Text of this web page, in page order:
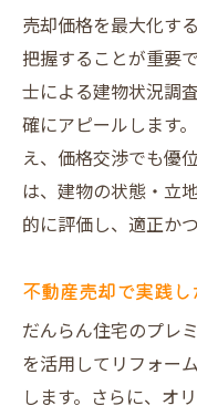
売却価格を最大化す
把握することが重要
士による建物状況調
確にアピールします
え、価格交渉でも優
は、建物の状態・立
的に評価し、適正か
不動産売却で実践
だんらん住宅のプレ
を活用してリフォー
します。さらに、オ